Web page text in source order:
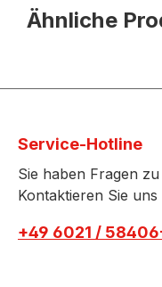
Ähnliche
Service-Hotline
Sie haben Fragen
Kontaktieren Sie
+49 6021 /